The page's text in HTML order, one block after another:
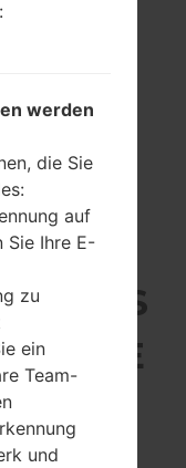
AUS
SERIE
werden
die Sie
auf
Sie Ihre E-
zu
ein
Team-
und